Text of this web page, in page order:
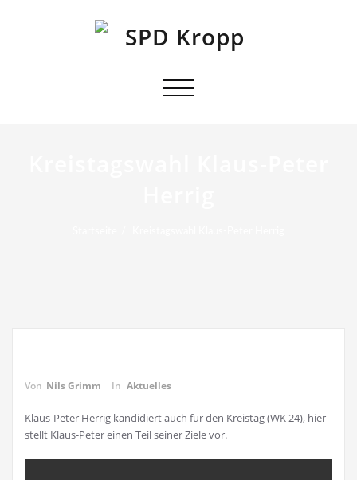
Schalte
Von Nils Grimm In Aktuelles
Klaus-Peter Herrig kandidiert auch für den Kreistag (WK 24), hier
stellt Klaus-Peter einen Teil seiner Ziele vor.